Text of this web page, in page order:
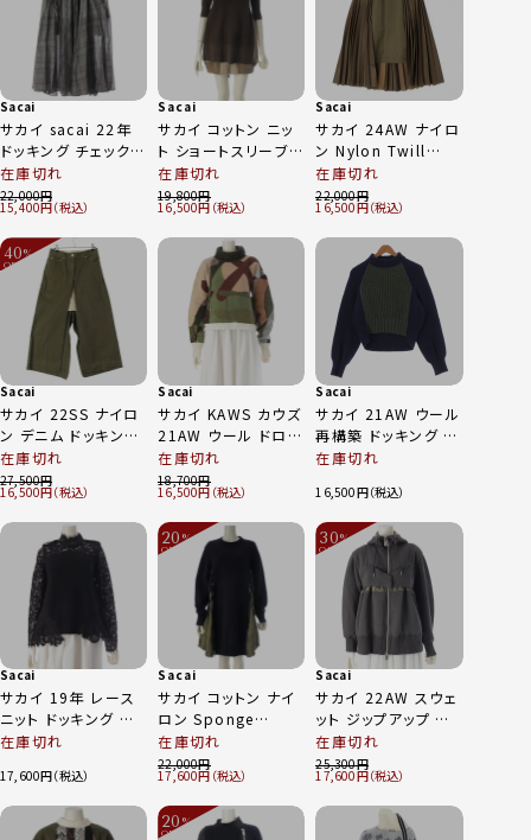
Sacai
サカイ sacai 22年
ドッキング チェック
プリーツ ロングスカ
ート 22-05991 カー
キ 1
在庫切れ
22,000
15,400
Sacai
サカイ コットン ニッ
ト ショートスリーブ
ドッキング ワンピー
ス ドレス 22-05961
カーキ×ベージュ 1
在庫切れ
19,800
16,500
Sacai
サカイ 24AW ナイロ
ン Nylon Twill
Skirt プリーツ スカ
ート 24-07518 ブラ
ウン カーキ系 2
在庫切れ
22,000
16,500
40%
OFF
Sacai
サカイ 22SS ナイロ
ン デニム ドッキング
スリットデザイン ロ
ング スカート ボトム
ス 22-05965 カーキ
1
在庫切れ
27,500
16,500
Sacai
サカイ KAWS カウズ
21AW ウール ドロー
コード タートルネッ
ク ニット トップス
21-05688 カーキ 1
在庫切れ
18,700
16,500
Sacai
サカイ 21AW ウール
再構築 ドッキング ケ
ーブル ニット セータ
05730 ネイビー 1
在庫切れ
16,500
Sacai
サカイ 19年 レース
ニット ドッキング ハ
イネック ブラウス ト
ラック 1
在庫切れ
17,600
20%
OFF
Sacai
サカイ コットン ナイ
ロン Sponge
Sweat Dress スポン
ジスウェット 長袖ワ
ンピース ワンピース
19-04779 ネイビー
×カーキ 1
在庫切れ
22,000
17,600
30%
OFF
Sacai
サカイ 22AW スウェ
ット ジップアップ ブ
ルゾン パーカー パー
カー 22-06248 グレ
ー、オリーブ １
在庫切れ
25,300
17,600
20%
OFF